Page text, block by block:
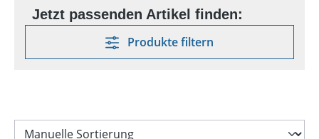
Produkte filtern